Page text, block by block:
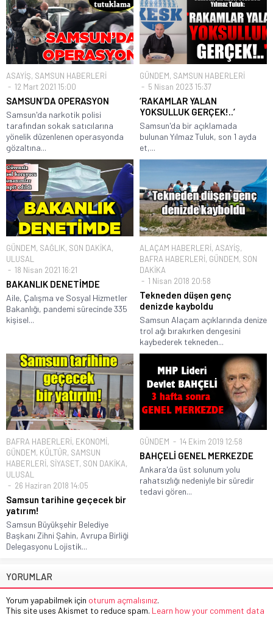
ASAYİŞ, SAMSUN HABERLERİ
12 Mart 2021 15:00
SAMSUN’DA OPERASYON
Samsun'da narkotik polisi
tarafından sokak satıcılarına
yönelik düzenlenen operasyonda
gözaltına...
GÜNDEM, SAMSUN HABERLERİ
5 Nisan 2023 15:37
‘RAKAMLAR YALAN
YOKSULLUK GERÇEK!..’
Samsun'da bir açıklamada
bulunan Yılmaz Tuluk, son 1 ayda
et,...
GÜNDEM, SAĞLIK, SON DAKİKA,
ULUSAL
18 Nisan 2021 16:21
BAKANLIK DENETİMDE
Aile, Çalışma ve Sosyal Hizmetler
Bakanlığı, pandemi sürecinde 335
kişisel...
ALAÇAM HABERLERİ, ASAYİŞ,
BAFRA HABERLERİ, GÜNDEM, SON
DAKİKA
1 Nisan 2018 20:58
Tekneden düşen genç
denizde kayboldu
Samsun Alaçam açıklarında denize
trol ağı bırakırken dengesini
kaybederek tekneden...
BAFRA HABERLERİ, EKONOMİ,
GÜNDEM, KÜLTÜR, SAMSUN
HABERLERİ, SİYASET, SON DAKİKA,
ULUSAL
26 Haziran 2018 14:05
Samsun tarihine geçecek bir
yatırım!
Samsun Büyükşehir Belediye
Başkanı Zihni Şahin, Avrupa Birliği
Delegasyonu Lojistik...
GÜNDEM 14 Ekim 2019 12:58
BAHÇELİ GENEL MERKEZDE
Ankara'da üst solunum yolu
rahatsızlığı nedeniyle bir süredir
tedavi gören...
YORUMLAR
Yorum yapabilmek için oturum açmalısınız.
This site uses Akismet to reduce spam. Learn how your comment data